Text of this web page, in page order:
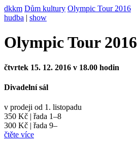
dkkm Dům kultury Olympic Tour 2016
hudba | show
Olympic Tour 2016
čtvrtek 15. 12. 2016 v 18.00 hodin
Divadelní sál
v prodeji od 1. listopadu
350 Kč | řada 1–8
300 Kč | řada 9–
čtěte více